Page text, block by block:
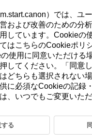
ム
］／［
］（
ときに、デジタルズームで約1
デジタルズーム ］を選ぶ
）では、ユ
営および改善のための分
しています。Cookieの
はこちらのCookieポリ
使用に同意いただける
してください。「 同意
どちらも選択されない
に必須なCookieの記録
、いつでもご変更いただ
する